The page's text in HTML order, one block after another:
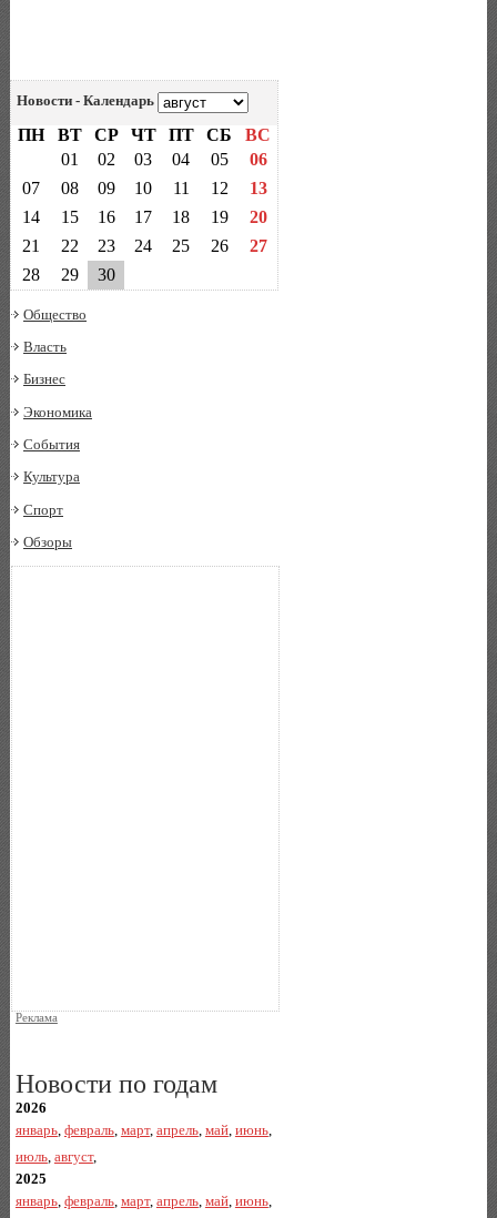
Новости - Календарь
ПН ВТ СР ЧТ ПТ СБ
ВС
01
02 03 04 05
06
07
08 09 10 11 12
13
14
15 16 17 18 19
20
21
22 23 24 25 26
27
28
29 30
Общество
Власть
Бизнес
Экономика
События
Культура
Спорт
Обзоры
Реклама
Новости по годам
2026
январь, февраль, март, апрель, май, июнь,
июль, август,
2025
январь, февраль, март, апрель, май, июнь,